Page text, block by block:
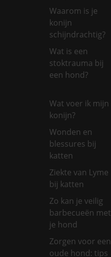
Waarom is je
konijn
schijndrachtig?
Wat is een
stoktrauma bij
een hond?
Wat voer ik mijn
konijn?
Wonden en
blessures bij
katten
Ziekte van Lyme
bij katten
Zo kan je veilig
barbecueën met
je hond
Zorgen voor een
oude hond: tips